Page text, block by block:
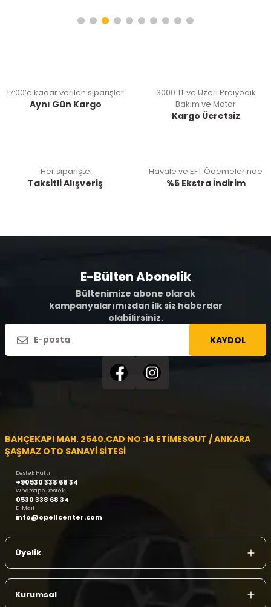
17:00’e kadar verilen siparişler
Aynı Gün Kargo
3000 TL ve Üzeri Preiyodik
Bakım ve Motor
Kargo Ücretsiz
Her siparişte
Taksitli Alışveriş
Havale ve EFT Ödemelerinde
%5 Ekstra İndirim
E-Bülten Abonelik
Bültenimize abone olarak
kampanyalarımızdan ilk siz haberdar
olabilirsiniz.
KAYDOL
BAHÇEKAPI MAH. 2540.CAD NO :14 ETİMESGUT / ANKARA
ŞAŞMAZ OTO SANAYİ SİTESİ
Destek Hattı
+90530 338 68 34
Whatsapp Destek
0530 338 68 34
E-Mail
info@opellcenter.com
Üyelik
Kurumsal